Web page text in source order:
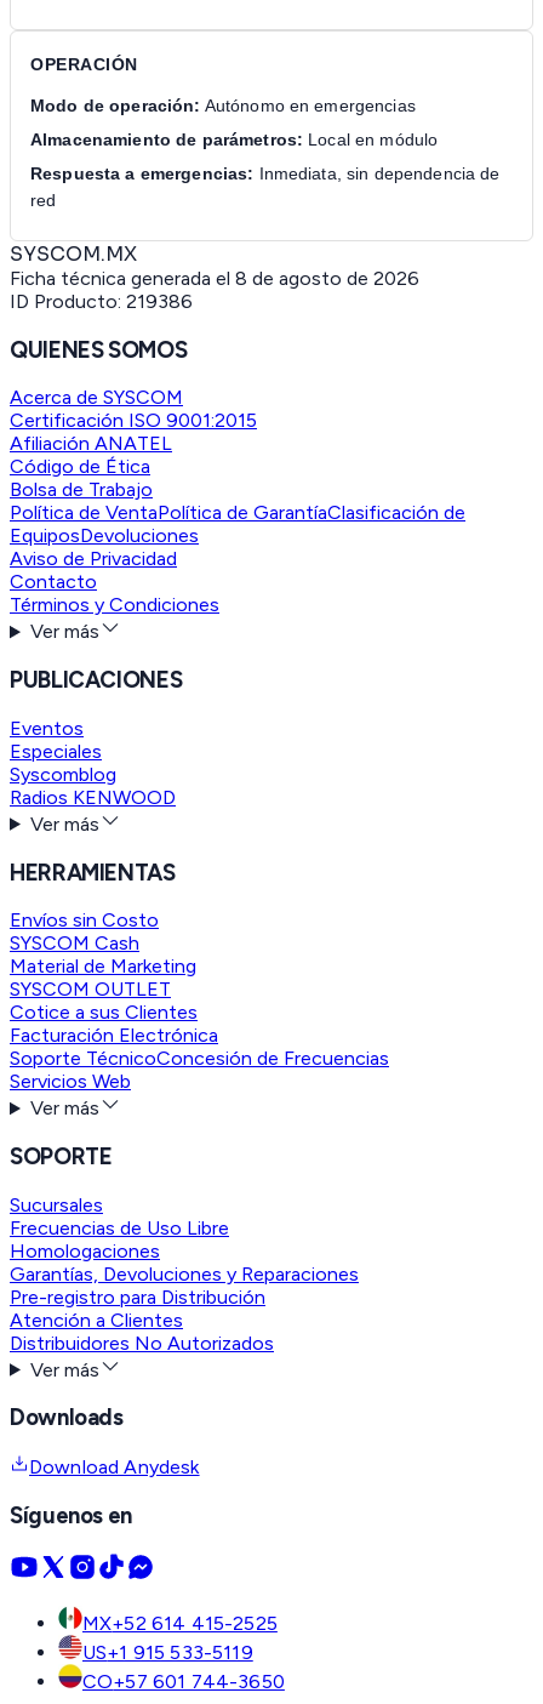
OPERACIÓN
Modo de operación: Autónomo en emergencias
Almacenamiento de parámetros: Local en módulo
Respuesta a emergencias: Inmediata, sin dependencia de
red
SYSCOM.MX
Ficha técnica generada el 8 de agosto de 2026
ID Producto: 219386
QUIENES SOMOS
Acerca de SYSCOM
Certificación ISO 9001:2015
Afiliación ANATEL
Código de Ética
Bolsa de Trabajo
Política de VentaPolítica de GarantíaClasificación de
EquiposDevoluciones
Aviso de Privacidad
Contacto
Términos y Condiciones
Ver más
PUBLICACIONES
Eventos
Especiales
Syscomblog
Radios KENWOOD
Ver más
HERRAMIENTAS
Envíos sin Costo
SYSCOM Cash
Material de Marketing
SYSCOM OUTLET
Cotice a sus Clientes
Facturación Electrónica
Soporte TécnicoConcesión de Frecuencias
Servicios Web
Ver más
SOPORTE
Sucursales
Frecuencias de Uso Libre
Homologaciones
Garantías, Devoluciones y Reparaciones
Pre-registro para Distribución
Atención a Clientes
Distribuidores No Autorizados
Ver más
Downloads
Download Anydesk
Síguenos en
MX+52 614 415-2525
US+1 915 533-5119
CO+57 601 744-3650